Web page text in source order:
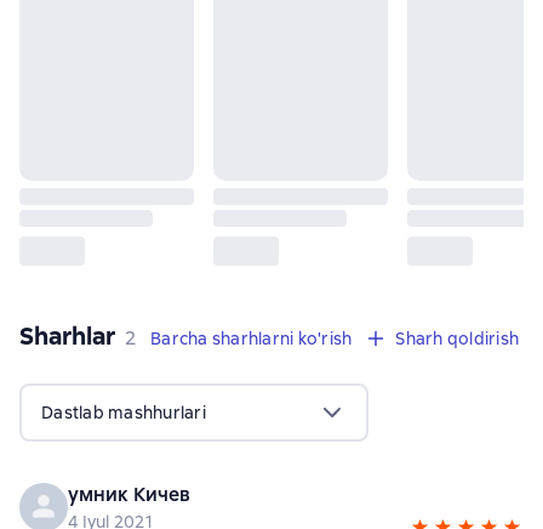
Sharhlar 2 sharhlar
2 Barcha sharhlarni ko'rish Sharh qoldirish
Dastlab mashhurlari
умник Кичев
4 Iyul 2021